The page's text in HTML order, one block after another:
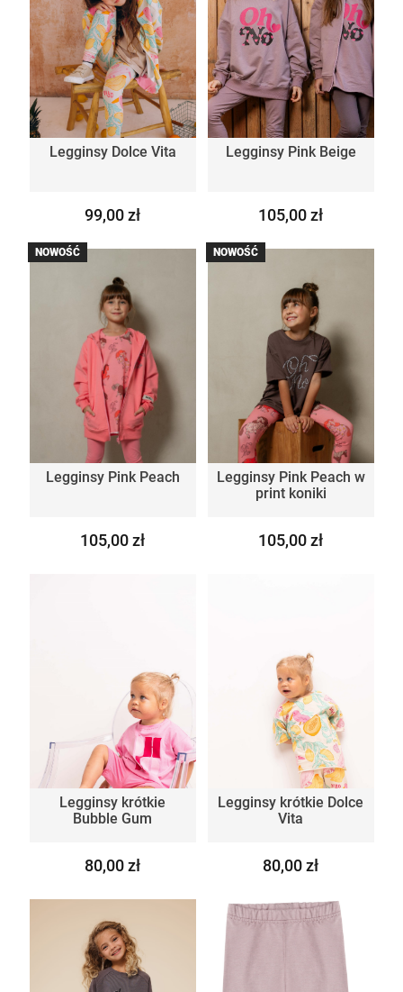
Legginsy Dolce Vita
99,00 zł
Legginsy Pink Beige
105,00 zł
Legginsy Pink Peach
105,00 zł
NOWOŚĆ
Legginsy Pink Peach w
print koniki
105,00 zł
NOWOŚĆ
Legginsy krótkie
Bubble Gum
80,00 zł
Legginsy krótkie Dolce
Vita
80,00 zł